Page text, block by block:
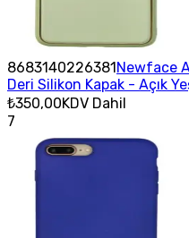
8683140226381Newface
Deri Silikon Kapak - Açık
₺350,00KDV Dahil
7